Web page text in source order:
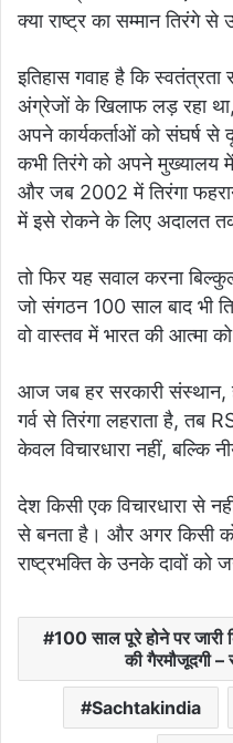
क्या राष्ट्र का सम्मान तिरंगे
इतिहास गवाह है कि
अंग्रेजों के खिलाफ लड़ रहा
अपने कार्यकर्ताओं को संघर्ष से
कभी तिरंगे को अपने मुख्यालय
और जब 2002 में तिरंगा
में इसे रोकने के लिए अदालत
तो फिर यह सवाल करना
जो संगठन 100 साल बाद भी
वो वास्तव में भारत की आत्मा
आज जब हर सरकारी
गर्व से तिरंगा लहराता है, तब
केवल विचारधारा नहीं, बल्कि
देश किसी एक विचारधारा से
से बनता है। और अगर किसी
राष्ट्रभक्ति के उनके दावों
100 साल पूरे होने पर जारी
की गैरमौजूदगी
Sachtakindia